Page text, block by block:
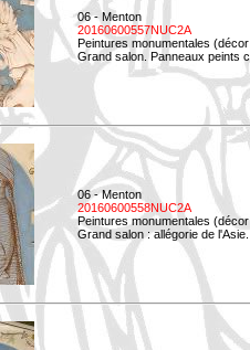
06 - Menton
20160600557NUC2A
Peintures monumentales
Grand salon. Panneaux peints
06 - Menton
20160600558NUC2A
Peintures monumentales
Grand salon : allégorie de